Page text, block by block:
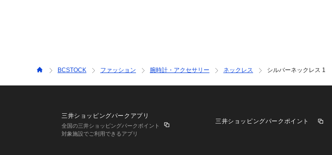
BCSTOCK ファッション 腕時計・アクセサリー ネックレス シルバーネックレス 1
三井ショッピングパークアプリ
全国の三井ショッピングパークポイント
対象施設でご利用できるアプリ
三井ショッピングパークポイント